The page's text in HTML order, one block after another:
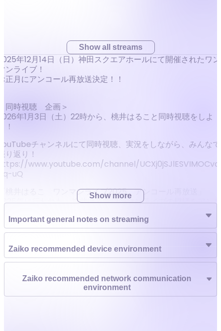
Show all streams
年12月14日（日）神田スクエアホールにて開催されたワン
ンライブ！
正月にアンコール再放送決定！！
同時視聴 企画＞
年1月3日（土）22時から、桃井はること同時視聴をしよ
！
チャンネルにて同時視聴、実況をしながら、みんなで
り返り！
www.youtube.com/channel/
uQ
桃井はるこ ワンマンライブ2025 アンコール再放送」
年に行われた、桃井はるこワンマンライブの模様をアンコ
ル再配信！正月スペシャルとして配信します！ソフト化の予
がないため、是非！見てね！
井はるこYouTubeチャンネルにて、本人登場！
ッシュタグ
モーイ再放送
で実況しましょう！
Show more
Important general notes on streaming
Zaiko recommended device environment
Zaiko recommended network communication
environment